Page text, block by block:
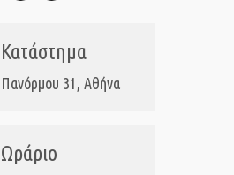
Κατάστημα
Πανόρμου 31, Αθήνα
Ωράριο